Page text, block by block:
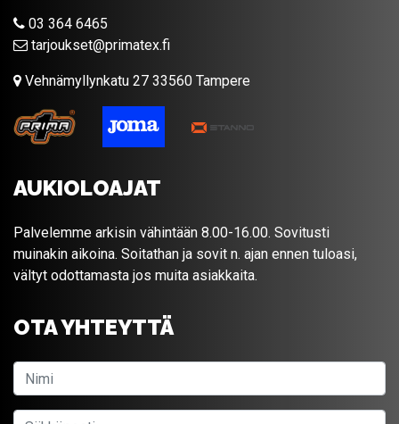
03 364 6465
tarjoukset@primatex.fi
Vehnämyllynkatu 27 33560 Tampere
AUKIOLOAJAT
Palvelemme arkisin vähintään 8.00-16.00. Sovitusti
muinakin aikoina. Soitathan ja sovit n. ajan ennen tuloasi,
vältyt odottamasta jos muita asiakkaita.
OTA YHTEYTTÄ